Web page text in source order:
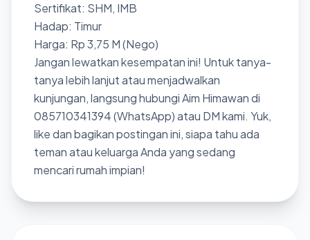
Sertifikat: SHM, IMB
Hadap: Timur
Harga: Rp 3,75 M (Nego)
Jangan lewatkan kesempatan ini! Untuk tanya-
tanya lebih lanjut atau menjadwalkan
kunjungan, langsung hubungi Aim Himawan di
085710341394 (WhatsApp) atau DM kami. Yuk,
like dan bagikan postingan ini, siapa tahu ada
teman atau keluarga Anda yang sedang
mencari rumah impian!